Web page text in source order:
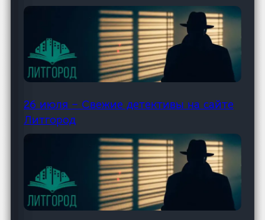
26 июля – Свежие детективы на сайте
Литгород